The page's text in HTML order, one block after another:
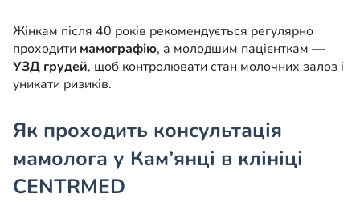
Жінкам після 40 років рекомендується регулярно
проходити мамографію, а молодшим пацієнткам —
УЗД грудей, щоб контролювати стан молочних залоз і
уникати ризиків.
Як проходить консультація
мамолога у Кам’янці в клініці
CENTRMED